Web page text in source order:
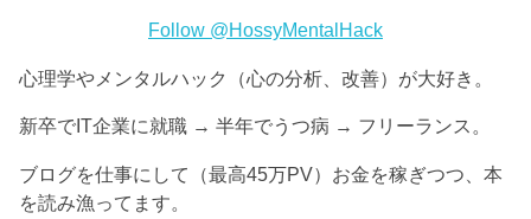
Follow @HossyMentalHack
心理学やメンタルハック（心の分析、改善）が大好き。
新卒でIT企業に就職 → 半年でうつ病 → フリーランス。
ブログを仕事にして（最高45万PV）お金を稼ぎつつ、本
を読み漁ってます。